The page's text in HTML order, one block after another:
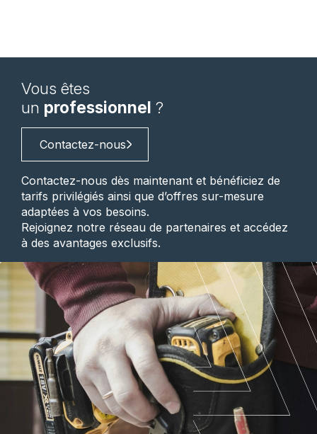
Vous êtes
un professionnel ?
Contactez-nous
Contactez-nous dès maintenant et bénéficiez de
tarifs privilégiés ainsi que d’offres sur-mesure
adaptées à vos besoins.
Rejoignez notre réseau de partenaires et accédez
à des avantages exclusifs.